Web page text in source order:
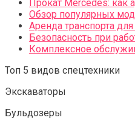
Прокат Mercedes: как
Обзор популярных
Аренда транспорта
Безопасность при
Комплексное
Топ 5 видов спецтехники
Экскаваторы
Бульдозеры